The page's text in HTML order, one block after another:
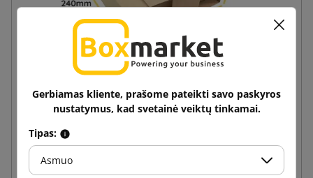
Kryžminis pakavimas - Multimail 240x175x75
0,16 €
Gerbiamas kliente, prašome pateikti savo paskyros
nustatymus, kad svetainė veiktų tinkamai.
Tipas:
Asmuo